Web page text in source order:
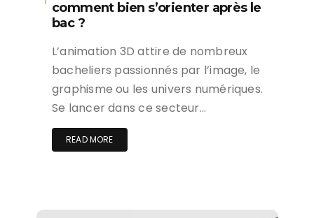
comment bien s’orienter après le
bac ?
L’animation 3D attire de nombreux
bacheliers passionnés par l’image, le
graphisme ou les univers numériques.
Se lancer dans ce secteur…
READ MORE